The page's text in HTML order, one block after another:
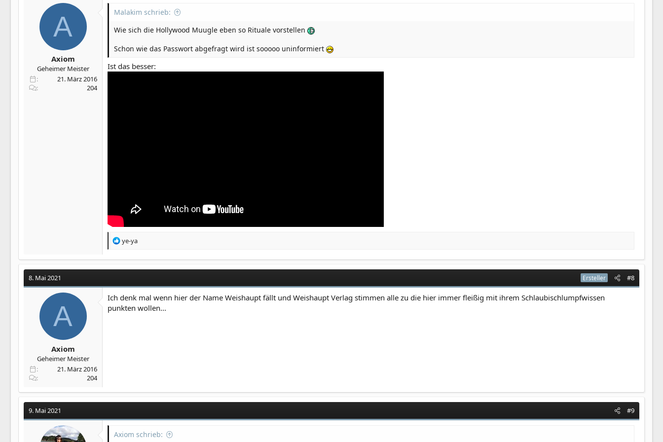
A
Axiom
Geheimer Meister
21. März 2016
204
Malakim schrieb:
Wie sich die Hollywood Muugle eben so Rituale vorstellen
Schon wie das Passwort abgefragt wird ist sooooo uninformiert
Ist das besser:
R
a
i
o
n
e
ye-ya
8. Mai 2021 Ersteller #8
A
Axiom
Geheimer Meister
21. März 2016
204
Ich denk mal wenn hier der Name Weishaupt fällt und Weishaupt Verlag stimmen alle zu die hier immer fleißig mit ihrem Schlaubischlumpfwissen
punkten wollen...
9. Mai 2021 #9
Axiom schrieb: